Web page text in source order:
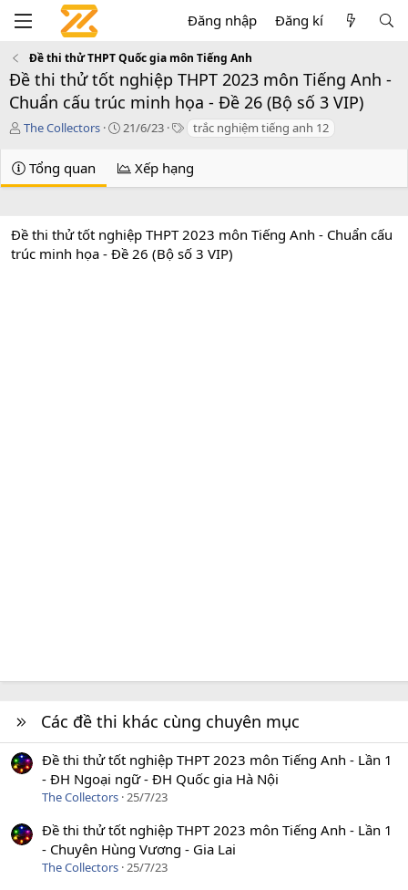
Đăng nhập Đăng kí
Đề thi thử THPT Quốc gia môn Tiếng Anh
Đề thi thử tốt nghiệp THPT 2023 môn Tiếng Anh -
Chuẩn cấu trúc minh họa - Đề 26 (Bộ số 3 VIP)
T
g
i
The Collectors
C
a
t
n
d
21/6/23
T
s
trắc nghiệm tiếng anh 12
Tổng quan Xếp hạng
Đề thi thử tốt nghiệp THPT 2023 môn Tiếng Anh - Chuẩn cấu
trúc minh họa - Đề 26 (Bộ số 3 VIP)
Các đề thi khác cùng chuyên mục
Đề thi thử tốt nghiệp THPT 2023 môn Tiếng Anh - Lần 1
- ĐH Ngoại ngữ - ĐH Quốc gia Hà Nội
The Collectors 25/7/23
Đề thi thử tốt nghiệp THPT 2023 môn Tiếng Anh - Lần 1
- Chuyên Hùng Vương - Gia Lai
The Collectors 25/7/23